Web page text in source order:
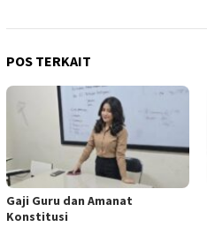
POS TERKAIT
Gaji Guru dan Amanat
Konstitusi